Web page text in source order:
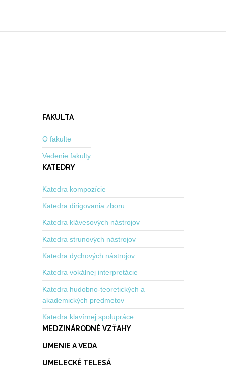
FAKULTA
O fakulte
Vedenie fakulty
KATEDRY
Katedra kompozície
Katedra dirigovania zboru
Katedra klávesových nástrojov
Katedra strunových nástrojov
Katedra dychových nástrojov
Katedra vokálnej interpretácie
Katedra hudobno-teoretických a
akademických predmetov
Katedra klavírnej spolupráce
MEDZINÁRODNÉ VZŤAHY
UMENIE A VEDA
UMELECKÉ TELESÁ